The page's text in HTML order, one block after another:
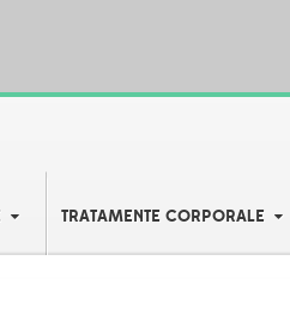
TRATAMENTE CORPORALE